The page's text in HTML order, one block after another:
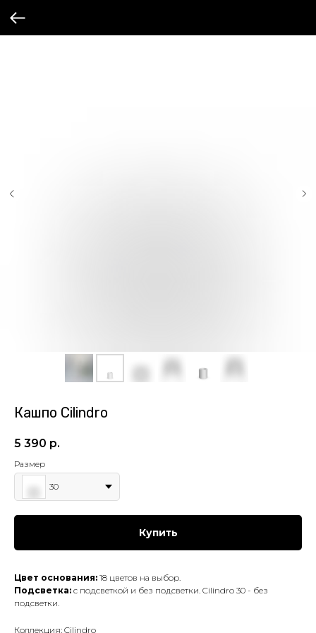
Кашпо Cilindro
5 390 р.
Размер
30
Купить
Цвет основания: 18 цветов на выбор.
Подсветка: с подсветкой и без подсветки. Cilindro 30 - без
подсветки.
Коллекция: Cilindro